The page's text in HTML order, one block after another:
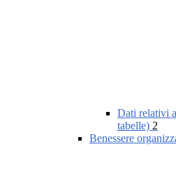
Dati relativi
tabelle) 2
Benessere